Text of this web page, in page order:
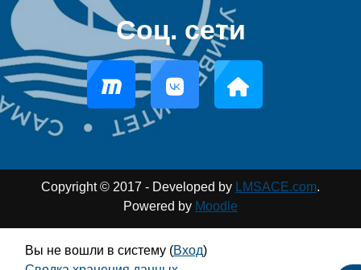
Соц. сети
Copyright © 2017 - Developed by LMSACE.com.
Powered by Moodle
Вы не вошли в систему (Вход)